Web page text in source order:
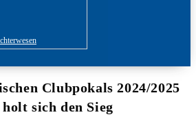
Clubpokals 2024/2025
sich den Sieg